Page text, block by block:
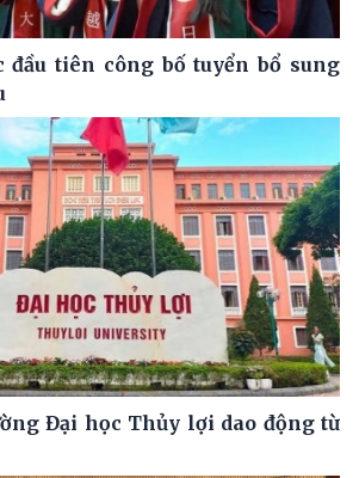
đầu tiên công bố tuyển bổ sung
Đại học Thủy lợi dao động từ